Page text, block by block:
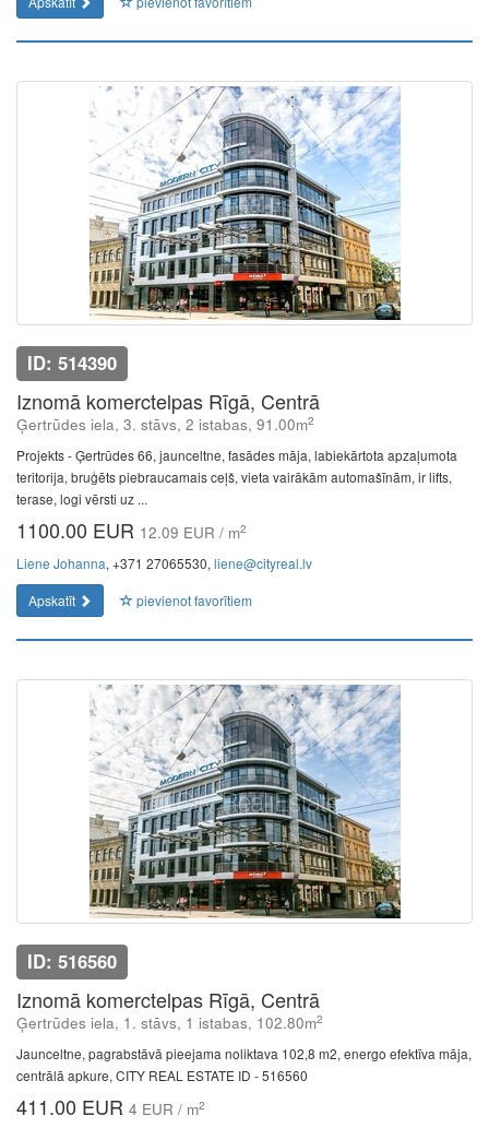
ID: 514390
Iznomā komerctelpas Rīgā, Centrā
Ģertrūdes iela, 3. stāvs, 2 istabas, 91.00m2
Projekts - Ģertrūdes 66, jaunceltne, fasādes māja, labiekārtota apzaļumota
teritorija, bruģēts piebraucamais ceļš, vieta vairākām automašīnām, ir lifts,
terase, logi vērsti uz ...
1100.00 EUR 12.09 EUR / m2
Liene Johanna, +371 27065530, liene@cityreal.lv
Apskatīt
pievienot favorītiem
ID: 516560
Iznomā komerctelpas Rīgā, Centrā
Ģertrūdes iela, 1. stāvs, 1 istabas, 102.80m2
Jaunceltne, pagrabstāvā pieejama noliktava 102,8 m2, energo efektīva māja,
centrālā apkure, CITY REAL ESTATE ID - 516560
411.00 EUR 4 EUR / m2